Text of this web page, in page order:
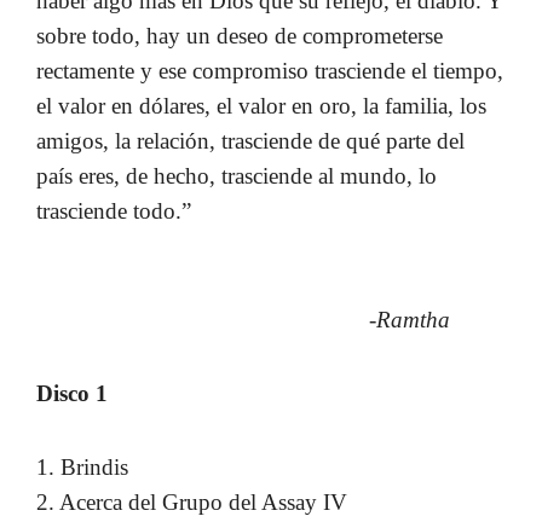
sobre todo, hay un deseo de comprometerse
rectamente y ese compromiso trasciende el tiempo,
el valor en dólares, el valor en oro, la familia, los
amigos, la relación, trasciende de qué parte del
país eres, de hecho, trasciende al mundo, lo
trasciende todo.”
-Ramtha
Disco 1
1. Brindis
2. Acerca del Grupo del Assay IV